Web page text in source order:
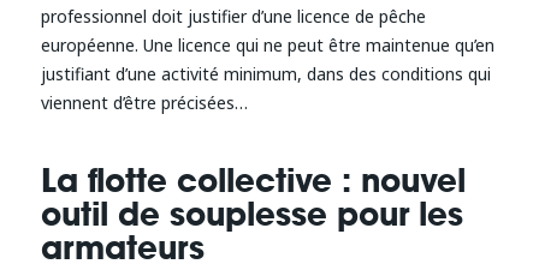
professionnel doit justifier d’une licence de pêche
européenne. Une licence qui ne peut être maintenue qu’en
justifiant d’une activité minimum, dans des conditions qui
viennent d’être précisées…
La flotte collective : nouvel
outil de souplesse pour les
armateurs